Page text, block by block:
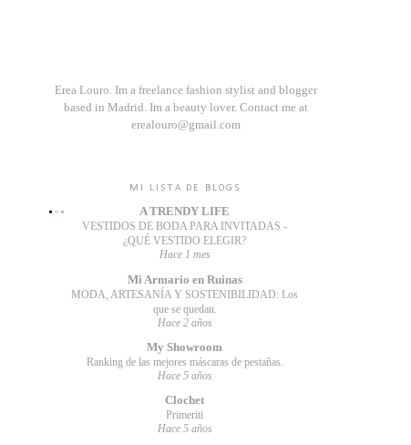
Erea Louro. Im a freelance fashion stylist and blogger
based in Madrid. Im a beauty lover. Contact me at
erealouro@gmail.com
MI LISTA DE BLOGS
A TRENDY LIFE
VESTIDOS DE BODA PARA INVITADAS -
¿QUÉ VESTIDO ELEGIR?
Hace 1 mes
Mi Armario en Ruinas
MODA, ARTESANÍA Y SOSTENIBILIDAD: Los
que se quedan.
Hace 2 años
My Showroom
Ranking de las mejores máscaras de pestañas.
Hace 5 años
Clochet
Primeriti
Hace 5 años